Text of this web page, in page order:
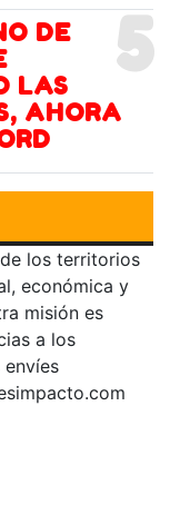
5
DE
LAS
AHORA
los territorios
económica y
misión es
a los
envíes